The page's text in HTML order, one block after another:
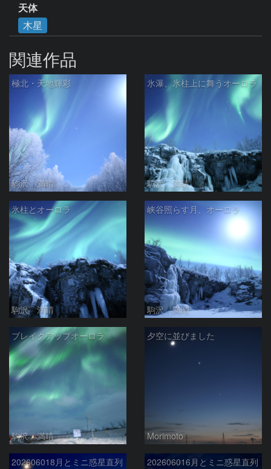
天体
木星
関連作品
極北・天地輝彩
駒沢 満晴
氷瀑、氷柱上に舞うオーロラ
駒沢 満晴
氷柱とオーロラ
駒沢 満晴
峡谷照らす月、オーロラ
駒沢 満晴
ブレイクアップオーロラ
駒沢 満晴
夕空に並びました
Morimoto
202606018月とミニ惑星直列 202606016月とミニ惑星直列